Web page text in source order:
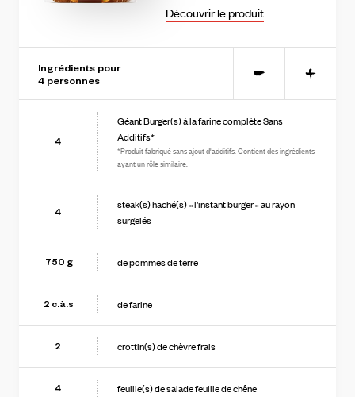
Découvrir le produit
Ingrédients pour
4 personnes - +
4
Géant Burger(s) à la farine complète Sans
Additifs*
*Produit fabriqué sans ajout d'additifs. Contient des ingrédients
ayant un rôle similaire.
4
steak(s) haché(s) « l’instant burger » au rayon
surgelés
750 g de pommes de terre
2 c.à.s de farine
2 crottin(s) de chèvre frais
4 feuille(s) de salade feuille de chêne